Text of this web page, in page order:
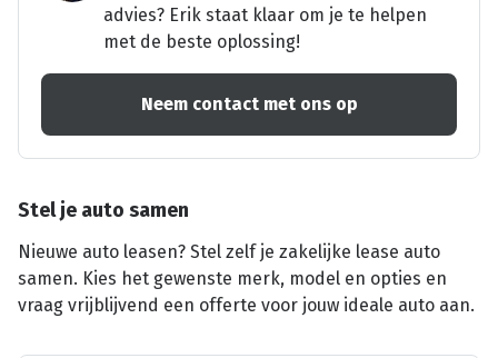
advies? Erik staat klaar om je te helpen
met de beste oplossing!
Neem contact met ons op
Stel je auto samen
Nieuwe auto leasen? Stel zelf je zakelijke lease auto
samen. Kies het gewenste merk, model en opties en
vraag vrijblijvend een offerte voor jouw ideale auto aan.